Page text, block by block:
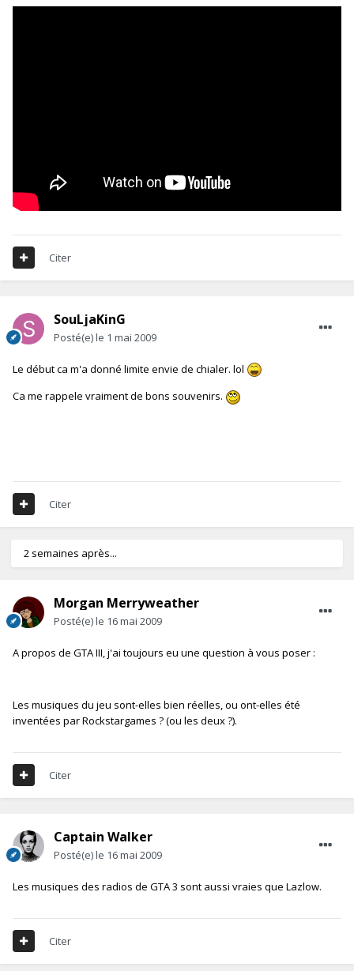
Citer
SouLjaKinG
Posté(e)le 1 mai 2009
Le début ca m'a donné limite envie de chialer. lol
Ca me rappele vraiment de bons souvenirs.
Citer
2 semaines après...
Morgan Merryweather
Posté(e)le 16 mai 2009
A propos de GTA III, j'ai toujours eu une question à vous poser :
Les musiques du jeu sont-elles bien réelles, ou ont-elles été
inventées par Rockstargames ? (ou les deux ?).
Citer
Captain Walker
Posté(e)le 16 mai 2009
Les musiques des radios de GTA 3 sont aussi vraies que Lazlow.
Citer